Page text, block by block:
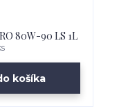
80W-90 LS 1L
košíka